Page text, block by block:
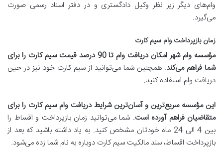
وام‌های دیگر زیر نظر وکیل دادگستری و در دفتر اسناد رسمی صورت
می‌گیرد.
زمان بازپرداخت وام سیم کارت
مؤسسه وام شهر امکان دریافت وام تا 90 درصد قیمت سیم کارت را برای
شما فراهم می‌کند. همچنین شما می‌توانید از سیم کارت خود نیز در حین
دریافت وام استفاده کنید.
این مؤسسه سریع‌ترین و آسان‌ترین شرایط دریافت وام سیم کارت را برای
متقاضیان فراهم آورده است. شما می‌توانید زمان بازپرداخت و اقساط را
بین 4 الی 24 ماه خودتان مشخص کنید. به یاد داشته باشید که بعد از
بازپرداخت اقساط، سند مالکیت سیم کارت دوباره به نام شما زده می‌شود.